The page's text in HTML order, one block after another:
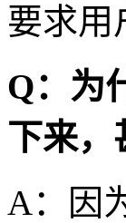
要求用
Q：为
下来，
A：因